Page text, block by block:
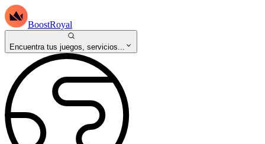
BoostRoyal
Encuentra tus juegos, servicios...